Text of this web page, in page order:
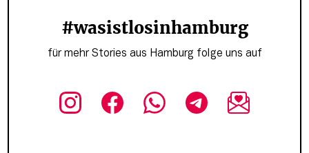
#wasistlosinhamburg
für mehr Stories aus Hamburg folge uns auf